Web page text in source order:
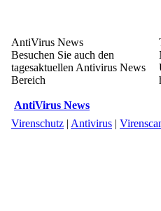
AntiVirus News
Besuchen Sie auch den
tagesaktuellen Antivirus News
Bereich
AntiVirus News
Virenschutz | Antivirus |